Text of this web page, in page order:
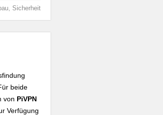
, Sicherheit
beide
von PiVPN
Verfügung